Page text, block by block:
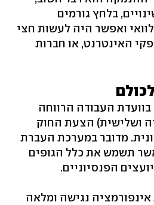
בלחץ גורמים
ואפשר היה לעשות חצי
האינטרנט, או חברות
העבודה הרווחה
ושלישית) הצעת החוק
מדובר במערכת העברת
תשמש את כלל הגופים
הפנסיוניים.
נגישה ומלאה